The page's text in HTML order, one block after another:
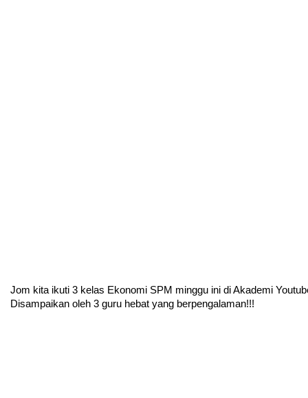
Jom kita ikuti 3 kelas Ekonomi SPM minggu ini di Akademi
Disampaikan oleh 3 guru hebat yang berpengalaman!!!